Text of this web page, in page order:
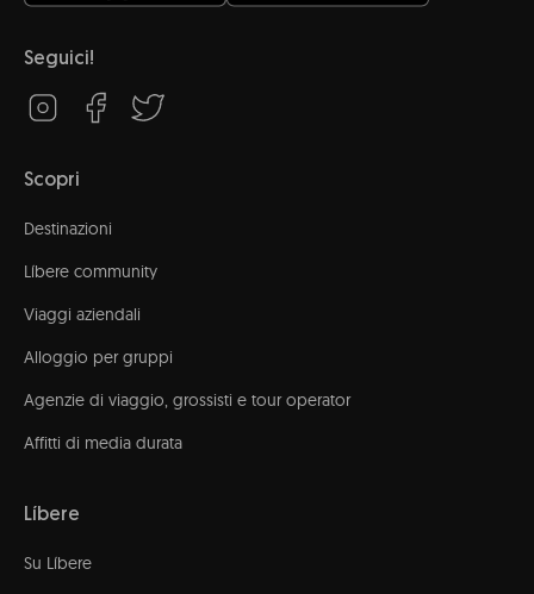
Seguici!
Scopri
Destinazioni
Líbere community
Viaggi aziendali
Alloggio per gruppi
Agenzie di viaggio, grossisti e tour operator
Affitti di media durata
Líbere
Su Líbere